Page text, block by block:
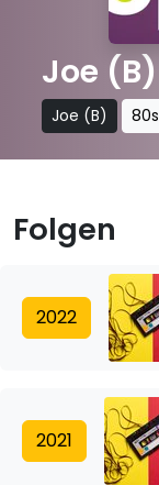
Joe
Joe (B) 80s
Folgen
2022
2021